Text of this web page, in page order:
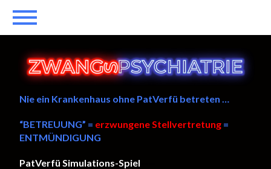
Nie ein Krankenhaus ohne PatVerfü betreten …
“BETREUUNG” = erzwungene Stellvertretung =
ENTMÜNDIGUNG
PatVerfü Simulations-Spiel